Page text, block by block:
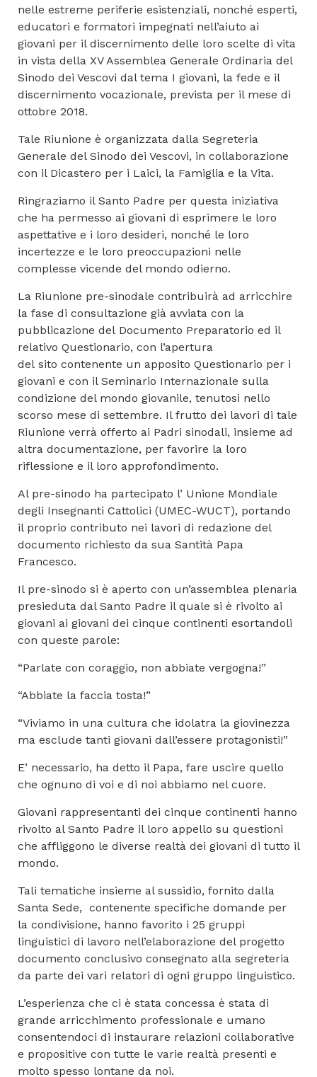
nelle estreme periferie esistenziali, nonché esperti,
educatori e formatori impegnati nell’aiuto ai
giovani per il discernimento delle loro scelte di vita
in vista della XV Assemblea Generale Ordinaria del
Sinodo dei Vescovi dal tema I giovani, la fede e il
discernimento vocazionale, prevista per il mese di
ottobre 2018.
Tale Riunione è organizzata dalla Segreteria
Generale del Sinodo dei Vescovi, in collaborazione
con il Dicastero per i Laici, la Famiglia e la Vita.
Ringraziamo il Santo Padre per questa iniziativa
che ha permesso ai giovani di esprimere le loro
aspettative e i loro desideri, nonché le loro
incertezze e le loro preoccupazioni nelle
complesse vicende del mondo odierno.
La Riunione pre-sinodale contribuirà ad arricchire
la fase di consultazione già avviata con la
pubblicazione del Documento Preparatorio ed il
relativo Questionario, con l’apertura
del sito contenente un apposito Questionario per i
giovani e con il Seminario Internazionale sulla
condizione del mondo giovanile, tenutosi nello
scorso mese di settembre. Il frutto dei lavori di tale
Riunione verrà offerto ai Padri sinodali, insieme ad
altra documentazione, per favorire la loro
riflessione e il loro approfondimento.
Al pre-sinodo ha partecipato l’ Unione Mondiale
degli Insegnanti Cattolici (UMEC-WUCT), portando
il proprio contributo nei lavori di redazione del
documento richiesto da sua Santità Papa
Francesco.
Il pre-sinodo si è aperto con un’assemblea plenaria
presieduta dal Santo Padre il quale si è rivolto ai
giovani ai giovani dei cinque continenti esortandoli
con queste parole:
“Parlate con coraggio, non abbiate vergogna!”
“Abbiate la faccia tosta!”
“Viviamo in una cultura che idolatra la giovinezza
ma esclude tanti giovani dall’essere protagonisti!”
E’ necessario, ha detto il Papa, fare uscire quello
che ognuno di voi e di noi abbiamo nel cuore.
Giovani rappresentanti dei cinque continenti hanno
rivolto al Santo Padre il loro appello su questioni
che affliggono le diverse realtà dei giovani di tutto il
mondo.
Tali tematiche insieme al sussidio, fornito dalla
Santa Sede, contenente specifiche domande per
la condivisione, hanno favorito i 25 gruppi
linguistici di lavoro nell’elaborazione del progetto
documento conclusivo consegnato alla segreteria
da parte dei vari relatori di ogni gruppo linguistico.
L’esperienza che ci è stata concessa è stata di
grande arricchimento professionale e umano
consentendoci di instaurare relazioni collaborative
e propositive con tutte le varie realtà presenti e
molto spesso lontane da noi.